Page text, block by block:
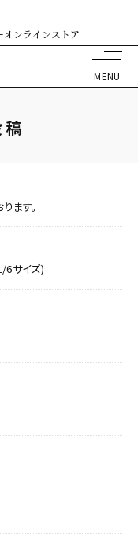
ンラインストア
ます。
6サイズ)